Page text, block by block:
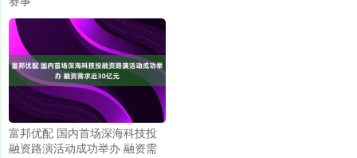
富邦优配 国内首场深海科技投
融资路演活动成功举办 融资需